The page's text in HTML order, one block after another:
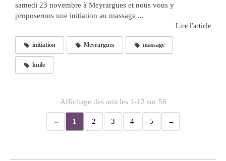
samedi 23 novembre à Meyrargues et nous vous y
proposerons une initiation au massage ...
Lire l'article
initiation Meyrargues massage
huile
Affichage des articles 1-12 sur 56
1 2 3 4 5